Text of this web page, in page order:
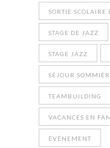
SORTIE
STAGE DE JAZZ
STAGE JAZZ
SÉJOUR
TEAMBUILDING
VACANCES EN
ÉVÉNEMENT